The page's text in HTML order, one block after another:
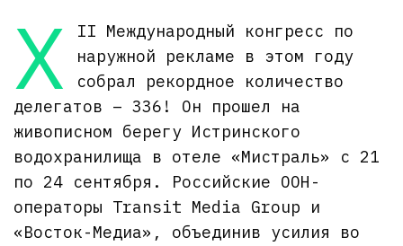
X
II Международный конгресс по
наружной рекламе в этом году
собрал рекордное количество
делегатов – 336! Он прошел на
живописном берегу Истринского
водохранилища в отеле «Мистраль» с 21
по 24 сентября. Российские OOH-
операторы Transit Media Group и
«Восток-Медиа», объединив усилия во